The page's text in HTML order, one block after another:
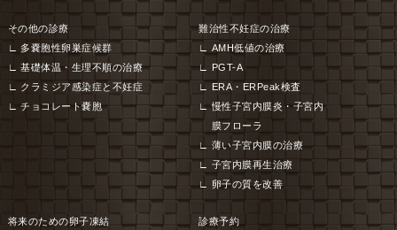
その他の診療
多嚢胞性卵巣症候群
基礎体温・生理不順の治療
クラミジア感染症と不妊症
チョコレート嚢胞
難治性不妊症の治療
AMH低値の治療
PGT-A
ERA・ERPeak検査
慢性子宮内膜炎・子宮内
膜フローラ
薄い子宮内膜の治療
子宮内膜再生治療
卵子の質を改善
将来のための卵子凍結
診療予約